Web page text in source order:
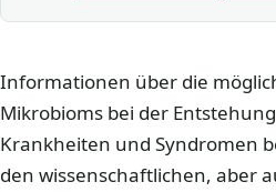
Informationen über die
Mikrobioms bei der
Krankheiten und Syndromen
den wissenschaftlichen, aber